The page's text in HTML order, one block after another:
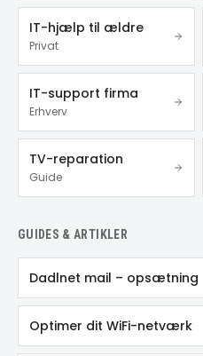
IT-hjælp til ældre
Privat
IT-support firma
Erhverv
TV-reparation
Guide
GUIDES & ARTIKLER
Dadlnet mail – opsætning
Optimer dit WiFi-netværk